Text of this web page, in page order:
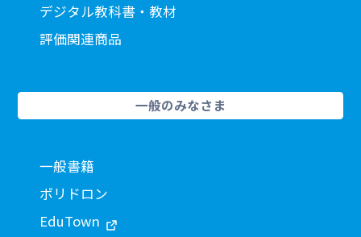
デジタル教科書・教材
評価関連商品
一般のみなさま
一般書籍
ポリドロン
EduTown